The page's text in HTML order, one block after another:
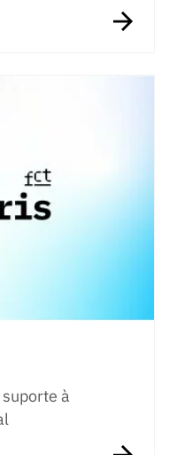
à